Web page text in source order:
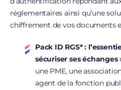
réglementaires ainsi qu’une
chiffrement de vos documents
Pack ID RGS* :
sécuriser ses échanges
une PME, une
agent de la fonction